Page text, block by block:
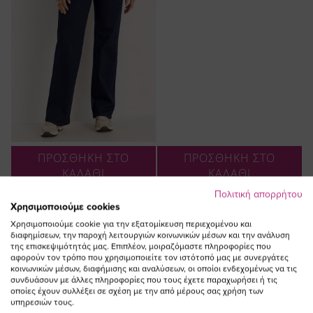
ΠΡΟΣΘΗΚΗ ΣΤΟ
ΚΑΛΑΘΙ
dark denim blue χρώμα
(-10%)
Ειδική
Τιμή
81,00 €
90,00 €
ΠΡΟΣΘΗΚΗ ΣΤΟ
ΚΑΛΑΘΙ
Λεπτό μπουφάν με μαρινιέρα σε
(-20%)
Ειδική
Τιμή
79,20 €
99,00 €
Πολιτική απορρήτου
Χρησιμοποιούμε cookies
Χρησιμοποιούμε cookie για την εξατομίκευση περιεχομένου και
διαφημίσεων, την παροχή λειτουργιών κοινωνικών μέσων και την ανάλυση
της επισκεψιμότητάς μας. Επιπλέον, μοιραζόμαστε πληροφορίες που
αφορούν τον τρόπο που χρησιμοποιείτε τον ιστότοπό μας με συνεργάτες
κοινωνικών μέσων, διαφήμισης και αναλύσεων, οι οποίοι ενδεχομένως να τις
συνδυάσουν με άλλες πληροφορίες που τους έχετε παραχωρήσει ή τις
οποίες έχουν συλλέξει σε σχέση με την από μέρους σας χρήση των
υπηρεσιών τους.